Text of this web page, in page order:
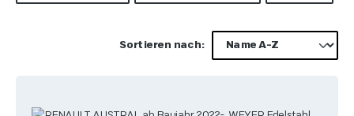
Sortieren nach: